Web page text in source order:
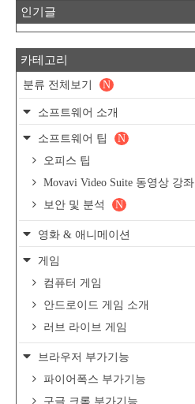
인기글
카테고리
분류 전체보기 N
소프트웨어 소개
소프트웨어 팁
N
오피스 팁
Movavi Video Suite 동영상 강좌
보안 및 분석
N
영화 & 애니메이션
게임
컴퓨터 게임
안드로이드 게임 소개
러브 라이브 게임
브라우저 부가기능
파이어폭스 부가기능
구글 크롬 부가기능